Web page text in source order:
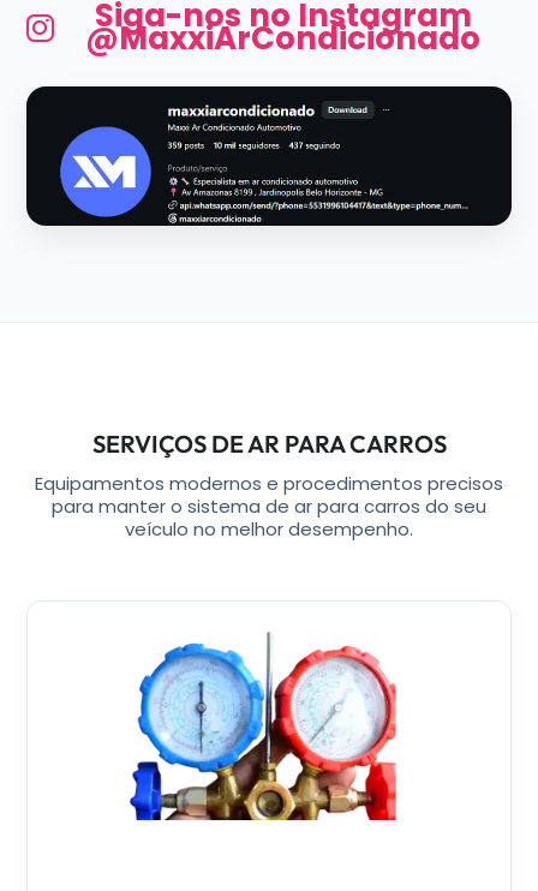
Siga-nos no Instagram
@MaxxiArCondicionado
SERVIÇOS DE AR PARA CARROS
Equipamentos modernos e procedimentos precisos
para manter o sistema de ar para carros do seu
veículo no melhor desempenho.